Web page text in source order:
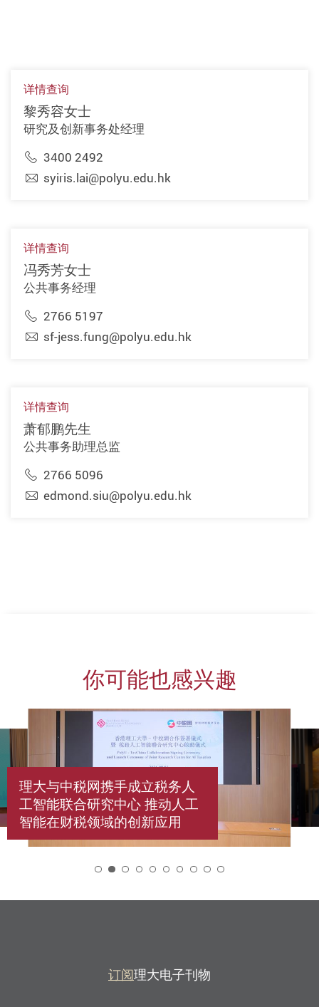
详情查询
黎秀容女士
研究及创新事务处经理
3400 2492
syiris.lai@polyu.edu.hk
详情查询
冯秀芳女士
公共事务经理
2766 5197
sf-jess.fung@polyu.edu.hk
详情查询
萧郁鹏先生
公共事务助理总监
2766 5096
edmond.siu@polyu.edu.hk
你可能也感兴趣
理大与中税网携手成立税务人
工智能联合研究中心 推动人工
智能在财税领域的创新应用
订阅理大电子刊物